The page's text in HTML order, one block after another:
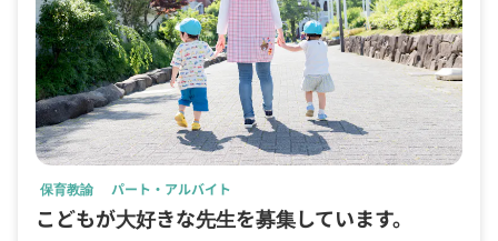
保育教諭 パート・アルバイト
こどもが大好きな先生を募集しています。